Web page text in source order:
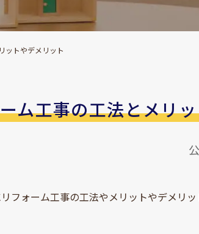
ットやデメリット
ム工事の工法とメリ
フォーム工事の工法やメリットやデメリ